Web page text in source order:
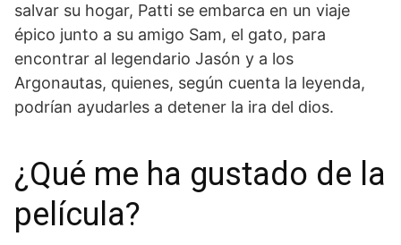
salvar su hogar, Patti se embarca en un viaje
épico junto a su amigo Sam, el gato, para
encontrar al legendario Jasón y a los
Argonautas, quienes, según cuenta la leyenda,
podrían ayudarles a detener la ira del dios.
¿Qué me ha gustado de la
película?